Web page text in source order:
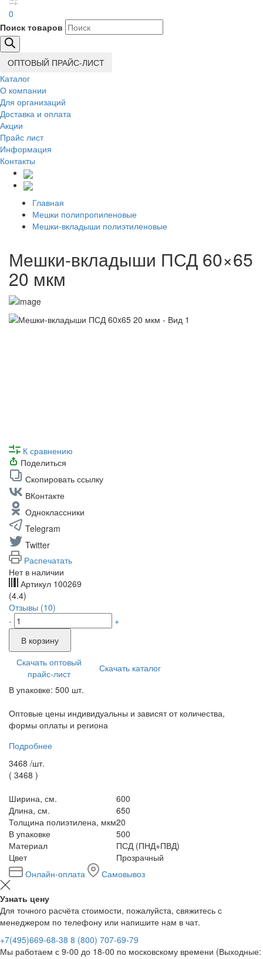
0
Поиск товаров
ОПТОВЫЙ ПРАЙС-ЛИСТ
Каталог
О компании
Для организаций
Доставка и оплата
Акции
Прайс лист
Информация
Контакты
Главная
Мешки полипропиленовые
Мешки-вкладыши полиэтиленовые
Мешки-вкладыши ПСД 60×65
20 мкм
К сравнению
Поделиться
Скопировать ссылку
ВКонтакте
Одноклассники
Telegram
Twitter
Распечатать
Нет в наличии
Артикул 100269
(4.4)
Отзывы (10)
-
+
В корзину
Скачать оптовый
прайс-лист
Скачать каталог
В упаковке: 500 шт.
Оптовые цены индивидуальны и зависят от количества,
формы оплаты и региона
Подробнее
3468 /шт.
( 3468 )
Ширина, см.
600
Длина, см.
650
Толщина полиэтилена, мкм20
В упаковке
500
Материал
ПСД (ПНД+ПВД)
Цвет
Прозрачный
Онлайн-оплата
Самовывоз
Узнать цену
Для точного расчёта стоимости, пожалуйста, свяжитесь с
менеджером по телефону или напишите нам в чат.
+7(495)669-68-38 8 (800) 707-69-79
Мы работаем с 9-00 до 18-00 по московскому времени (Выходные: